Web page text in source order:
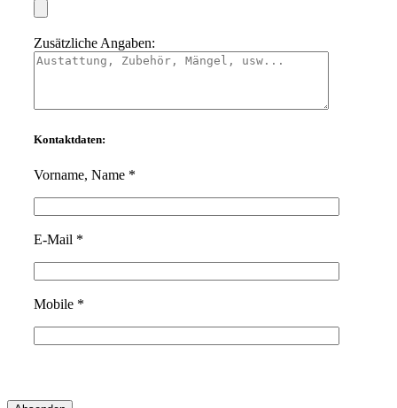
Zusätzliche Angaben:
Kontaktdaten:
Vorname, Name *
lasse
E-Mail *
Mobile *